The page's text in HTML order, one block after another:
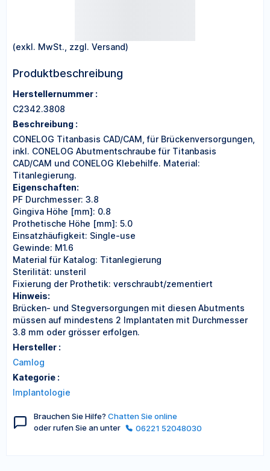
(exkl. MwSt., zzgl. Versand)
Produktbeschreibung
Herstellernummer :
C2342.3808
Beschreibung :
CONELOG Titanbasis CAD/CAM, für Brückenversorgungen,
inkl. CONELOG Abutmentschraube für Titanbasis
CAD/CAM und CONELOG Klebehilfe. Material:
Titanlegierung.
Eigenschaften:
PF Durchmesser: 3.8
Gingiva Höhe [mm]: 0.8
Prothetische Höhe [mm]: 5.0
Einsatzhäufigkeit: Single-use
Gewinde: M1.6
Material für Katalog: Titanlegierung
Sterilität: unsteril
Fixierung der Prothetik: verschraubt/zementiert
Hinweis:
Brücken- und Stegversorgungen mit diesen Abutments
müssen auf mindestens 2 Implantaten mit Durchmesser
3.8 mm oder grösser erfolgen.
Hersteller :
Camlog
Kategorie :
Implantologie
Brauchen Sie Hilfe? Chatten Sie online
oder rufen Sie an unter
06221 52048030